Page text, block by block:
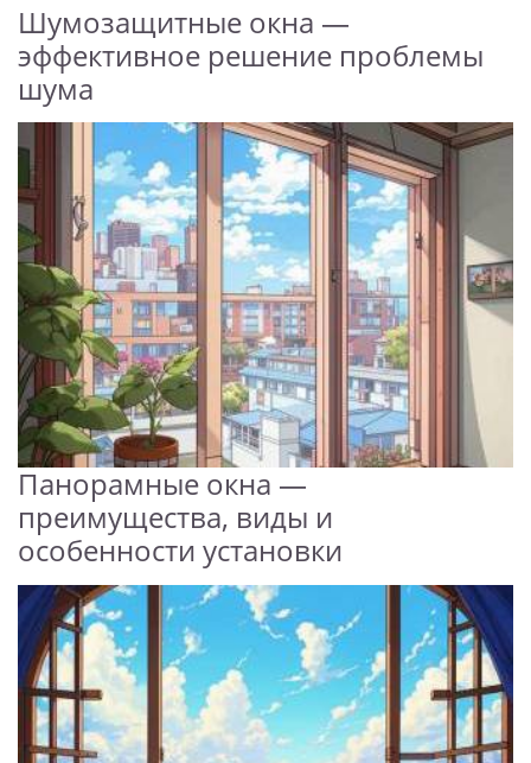
Шумозащитные окна —
эффективное решение проблемы
шума
Панорамные окна —
преимущества, виды и
особенности установки